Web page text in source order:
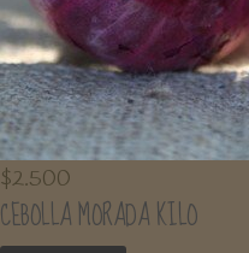
$2.500
CEBOLLA MORADA KILO